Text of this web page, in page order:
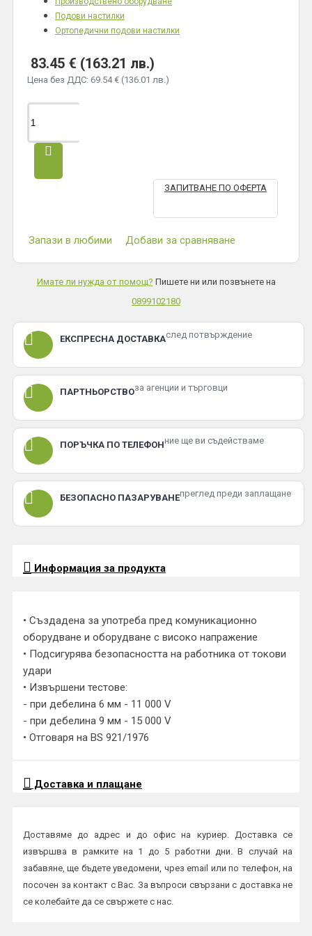
83.45 € (163.21 лв.)
Цена без ДДС: 69.54 € (136.01 лв.)
Подови настилки
Ортопедични подови настилки
ЗАПИТВАНЕ ПО ОФЕРТА
Запази в любими Добави за сравняване
Имате ли нужда от помощ? Пишете ни или позвънете на
0899102180
ЕКСПРЕСНА ДОСТАВКАслед потвърждение
ПАРТНЬОРСТВОза агенции и търговци
ПОРЪЧКА ПО ТЕЛЕФОНние ще ви съдействаме
БЕЗОПАСНО ПАЗАРУВАНЕпреглед преди заплащане
Информация за продукта
• Създадена за употреба пред комуникационно
оборудване и оборудване с високо напражение
• Подсигурява безопасността на работника от токови
удари
• Извършени тестове:
- при дебелина 6 мм - 11 000 V
- при дебелина 9 мм - 15 000 V
• Отговаря на BS 921/1976
Доставка и плащане
Доставяме до адрес и до офис на куриер. Доставка се
извършва в рамките на 1 до 5 работни дни. В случай на
забавяне, ще бъдете уведомени, чрез email или по телефон, на
посочен за контакт с Вас. За въпроси свързани с доставка не
се колебайте да се свържете с нас.